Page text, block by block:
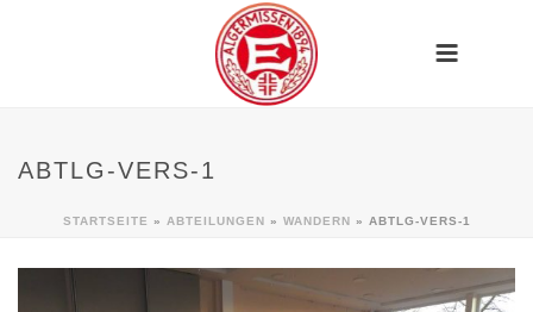
ABTLG-VERS-1
STARTSEITE » ABTEILUNGEN » WANDERN » ABTLG-VERS-1